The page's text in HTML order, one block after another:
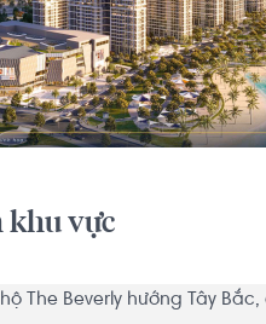
nhượng giá siêu tốt
Beverly giá 1850 BTP
Beverly giá 3tỷ BTP 52m2
81m2 Solari giá gốc 6tỷ bán
Beverly view công viên
giá từ 6.6tỷ view sông
MUA BÁN - Cho thuê
quảng trường giá 4,150 tỷ.
khu vực